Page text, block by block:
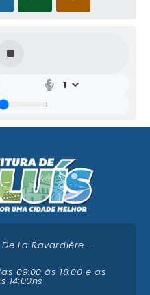
De La Ravardière -
09:00 ás 18:00 e as
14:00hs